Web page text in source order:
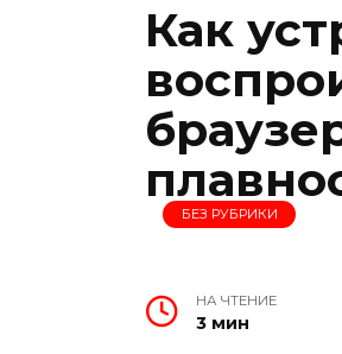
Как
БЕЗ РУБРИКИ
НА ЧТЕНИЕ
3 мин